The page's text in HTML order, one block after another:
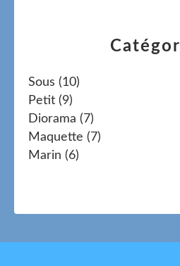
Sous (10)
Petit (9)
Diorama (7)
Maquette (7)
Marin (6)